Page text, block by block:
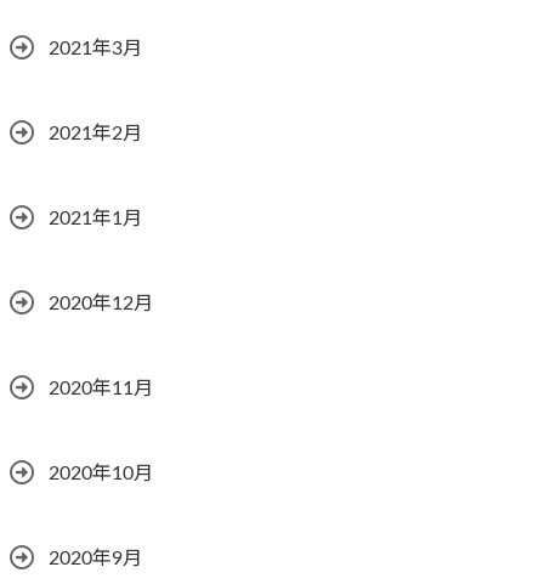
2021年3月
2021年2月
2021年1月
2020年12月
2020年11月
2020年10月
2020年9月